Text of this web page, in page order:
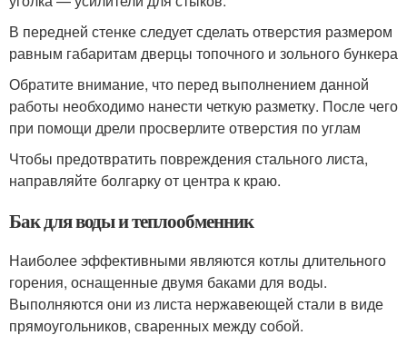
В передней стенке следует сделать отверстия размером
равным габаритам дверцы топочного и зольного бункера
Обратите внимание, что перед выполнением данной
работы необходимо нанести четкую разметку. После чего
при помощи дрели просверлите отверстия по углам
Чтобы предотвратить повреждения стального листа,
направляйте болгарку от центра к краю.
Бак для воды и теплообменник
Наиболее эффективными являются котлы длительного
горения, оснащенные двумя баками для воды.
Выполняются они из листа нержавеющей стали в виде
прямоугольников, сваренных между собой.